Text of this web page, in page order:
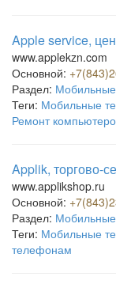
Apple service,
www.applekzn.com
Основной:
Раздел:
Теги: Мобильные
Ремонт
Applik, торгово-
www.applikshop.ru
Основной:
Раздел:
Теги: Мобильные
телефонам